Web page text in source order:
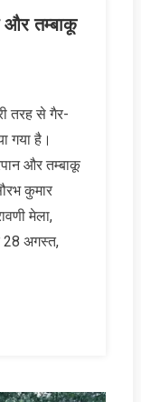
और तम्बाकू
तरह से गैर-
गया है।
और तम्बाकू
कुमार
मेला,
28 अगस्त,